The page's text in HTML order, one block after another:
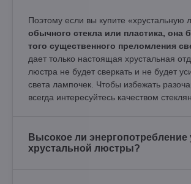
Поэтому если вы купите «хрустальную
обычного стекла или пластика, она
того существенного преломления
дает только настоящая хрустальная
люстра не будет сверкать и не будет
света лампочек. Чтобы избежать
всегда интересуйтесь качеством
Высокое ли энергопотребление
хрустальной люстры?